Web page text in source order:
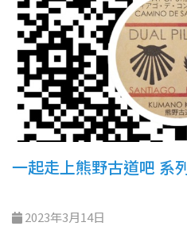
一起走上熊野古道吧 系
2023年3月14日